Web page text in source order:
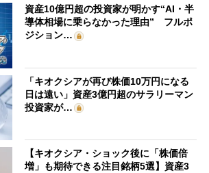
資産10億円超の投資家が明かす“AI・半
導体相場に乗らなかった理由” フルポ
ジション…
「キオクシアが再び株価10万円になる
日は遠い」資産3億円超のサラリーマン
投資家が…
【キオクシア・ショック後に「株価倍
増」も期待できる注目銘柄5選】資産3